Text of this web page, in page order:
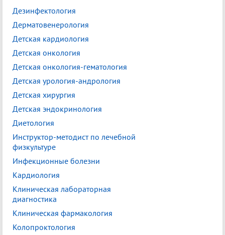
Дезинфектология
Дерматовенерология
Детская кардиология
Детская онкология
Детская онкология-гематология
Детская урология-андрология
Детская хирургия
Детская эндокринология
Диетология
Инструктор-методист по лечебной
физкультуре
Инфекционные болезни
Кардиология
Клиническая лабораторная
диагностика
Клиническая фармакология
Колопроктология